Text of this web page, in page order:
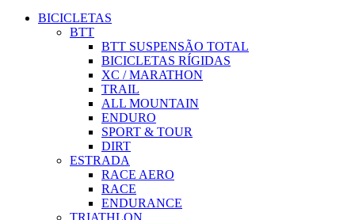
BICICLETAS
BTT
BTT SUSPENSÃO TOTAL
BICICLETAS RÍGIDAS
XC / MARATHON
TRAIL
ALL MOUNTAIN
ENDURO
SPORT & TOUR
DIRT
ESTRADA
RACE AERO
RACE
ENDURANCE
TRIATHLON